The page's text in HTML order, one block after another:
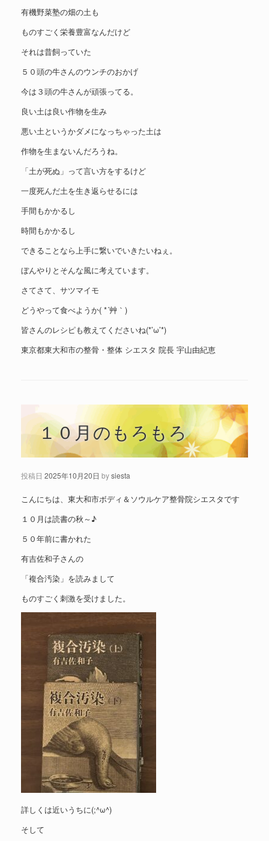
有機野菜塾の畑の土も
ものすごく栄養豊富なんだけど
それは昔飼っていた
５０頭の牛さんのウンチのおかげ
今は３頭の牛さんが頑張ってる。
良い土は良い作物を生み
悪い土というかダメになっちゃった土は
作物を生まないんだろうね。
「土が死ぬ」って言い方をするけど
一度死んだ土を生き返らせるには
手間もかかるし
時間もかかるし
できることなら上手に繋いでいきたいねぇ。
ぼんやりとそんな風に考えています。
さてさて、サツマイモ
どうやって食べようか( *´艸｀)
皆さんのレシピも教えてくださいね(*’ω’*)
東京都東大和市の整骨・整体 シエスタ 院長 宇山由紀恵
１０月のもろもろ
投稿日 2025年10月20日 bysiesta
こんにちは、東大和市ボディ＆ソウルケア整骨院シエスタです
１０月は読書の秋～♪
５０年前に書かれた
有吉佐和子さんの
「複合汚染」を読みまして
ものすごく刺激を受けました。
詳しくは近いうちに(;^ω^)
そして